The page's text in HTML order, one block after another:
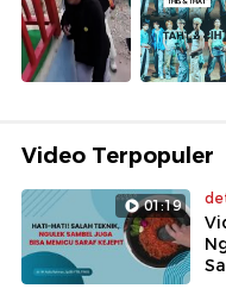
Video Terpopuler
01:19